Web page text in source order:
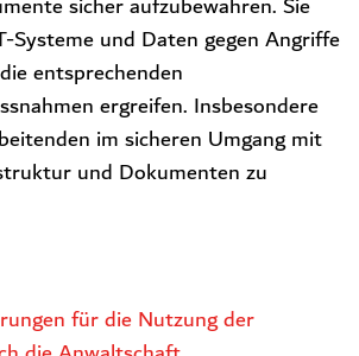
Systeme und Daten gegen Angriffe
entsprechenden
ergreifen. Insbesondere
im sicheren Umgang mit
und Dokumenten zu
für die Nutzung der